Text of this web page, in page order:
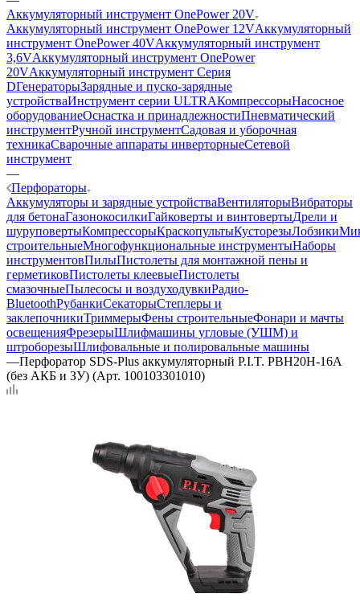
Аккумуляторный инструмент OnePower 20V
Аккумуляторный инструмент OnePower 12VАккумуляторный
инструмент OnePower 40VАккумуляторный инструмент
3,6VАккумуляторный инструмент OnePower
20VАккумуляторный инструмент Серия
DГенераторыЗарядные и пуско-зарядные
устройстваИнструмент серии ULTRAКомпрессорыНасосное
оборудованиеОснастка и принадлежностиПневматический
инструментРучной инструментСадовая и уборочная
техникаСварочные аппараты инверторныеСетевой
инструмент
—
Перфораторы
Аккумуляторы и зарядные устройстваВентиляторыВибраторы
для бетонаГазонокосилкиГайковерты и винтовертыДрели и
шуруповертыКомпрессорыКраскопультыКусторезыЛобзики
строительныеМногофункциональные инструментыНаборы
инструментовПилыПистолеты для монтажной пены и
герметиковПистолеты клеевыеПистолеты
смазочныеПылесосы и воздуходувкиРадио-
BluetoothРубанкиСекаторыСтеплеры и
заклепочникиТриммерыФены строительныеФонари и мачты
освещенияФрезерыШлифмашины угловые (УШМ) и
штроборезыШлифовальные и полировальные машины
—Перфоратор SDS-Plus аккумуляторный P.I.T. PBH20H-16A
(без АКБ и ЗУ) (Арт. 100103301010)